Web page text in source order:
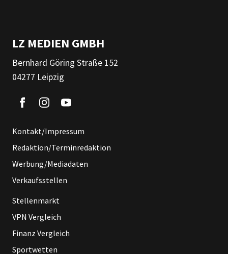
LZ MEDIEN GMBH
Bernhard Göring Straße 152
04277 Leipzig
Kontakt/Impressum
Redaktion/Terminredaktion
Werbung/Mediadaten
Verkaufsstellen
Stellenmarkt
VPN Vergleich
Finanz Vergleich
Sportwetten